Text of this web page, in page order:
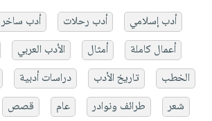
أدب إسلامي أدب رحلات أدب ساخر
أعمال كاملة
أمثال الأدب العربي
الخطب
تاريخ الأدب دراسات أدبية
شعر
طرائف ونوادر عام قصص